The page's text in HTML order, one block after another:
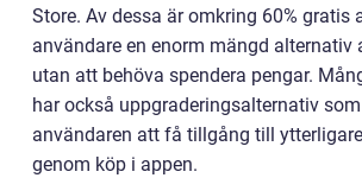
Store. Av dessa är omkring 60% gratis
användare en enorm mängd alternativ
utan att behöva spendera pengar.
har också uppgraderingsalternativ
användaren att få tillgång till
genom köp i appen.